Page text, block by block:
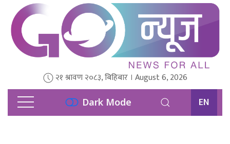
२१ श्रावण २०८३, बिहिबार । August 6, 2026
Dark Mode EN